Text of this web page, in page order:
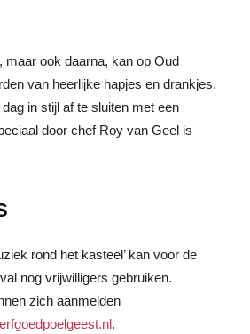
maar ook daarna, kan op Oud
van heerlijke hapjes en drankjes.
in stijl af te sluiten met een
door chef Roy van Geel is
rond het kasteel’ kan voor de
nog vrijwilligers gebruiken.
zich aanmelden
.